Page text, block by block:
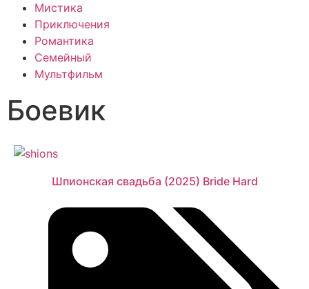
Мистика
Приключения
Романтика
Семейный
Мультфильм
Боевик
Шпионская свадьба (2025) Bride Hard